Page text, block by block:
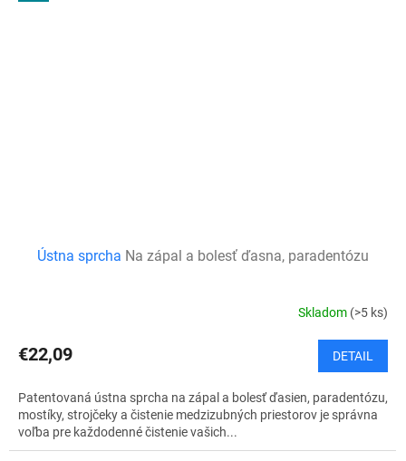
Ústna sprcha Na zápal a bolesť ďasna, paradentózu
Skladom (>5 ks)
€22,09 DETAIL
Patentovaná ústna sprcha na zápal a bolesť ďasien, paradentózu,
mostíky, strojčeky a čistenie medzizubných priestorov je správna
voľba pre každodenné čistenie vašich...